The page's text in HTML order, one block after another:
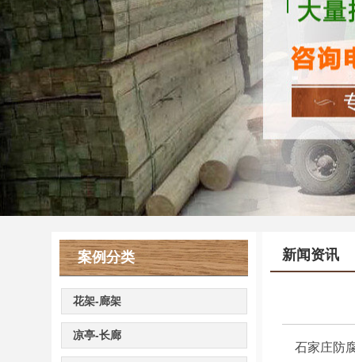
案例分类
花架-廊架
凉亭-长廊
新闻资讯
石家庄防